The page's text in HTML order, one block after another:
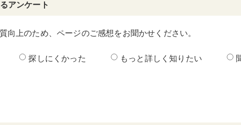
アンケート
向上のため、ページのご感想をお聞かせください。
探しにくかった もっと詳しく知りたい